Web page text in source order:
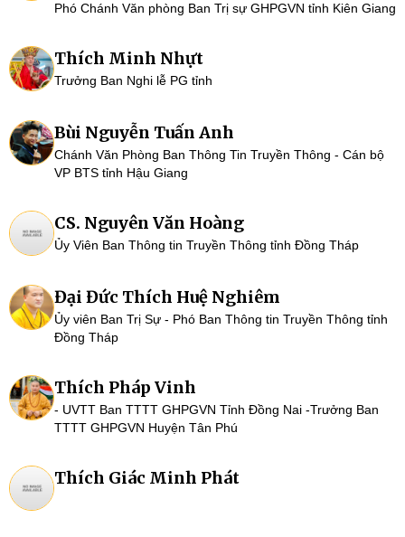
Phó Chánh Văn phòng Ban Trị sự GHPGVN tỉnh Kiên Giang
Thích Minh Nhựt
Trưởng Ban Nghi lễ PG tỉnh
Bùi Nguyễn Tuấn Anh
Chánh Văn Phòng Ban Thông Tin Truyền Thông - Cán bộ
VP BTS tỉnh Hậu Giang
CS. Nguyên Văn Hoàng
Ủy Viên Ban Thông tin Truyền Thông tỉnh Đồng Tháp
Đại Đức Thích Huệ Nghiêm
Ủy viên Ban Trị Sự - Phó Ban Thông tin Truyền Thông tỉnh
Đồng Tháp
Thích Pháp Vinh
- UVTT Ban TTTT GHPGVN Tỉnh Đồng Nai -Trưởng Ban
TTTT GHPGVN Huyện Tân Phú
Thích Giác Minh Phát